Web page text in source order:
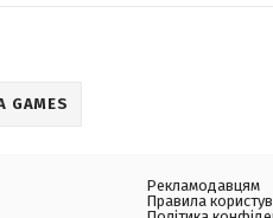
GAMES
Рекламодавцям
Правила